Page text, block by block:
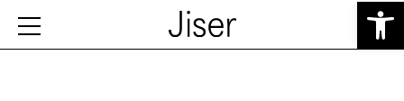
Abrir